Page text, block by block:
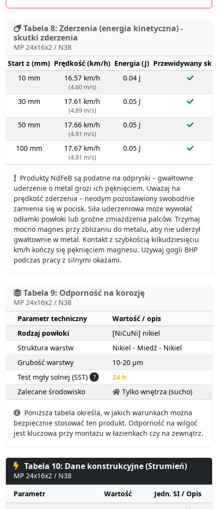
Tabela 8: Zderzenia (energia kinetyczna) -
skutki zderzenia
MP 24x16x2 / N38
Start z (mm) Prędkość (km/h) Energia (J) Przewidywany
10 mm
16.57 km/h
(4.60 m/s)
0.04 J
30 mm 17.61 km/h
(4.89 m/s)
0.05 J
50 mm 17.66 km/h
(4.91 m/s)
0.05 J
100 mm 17.67 km/h
(4.91 m/s)
0.05 J
Produkty NdFeB są podatne na odpryski – gwałtowne
uderzenie o metal grozi ich pęknięciem. Uważaj na
prędkość zderzenia – neodym pozostawiony swobodnie
zamienia się w pocisk. Siła uderzeniowa może wywołać
odłamki powłoki lub groźne zmiażdżenia palców. Trzymaj
mocno magnes przy zbliżaniu do metalu, aby nie uderzył
gwałtownie w metal. Kontakt z szybkością kilkudziesięciu
km/h kończy się pęknięciem magnesu. Używaj gogli BHP
podczas pracy z silnymi okazami.
Tabela 9: Odporność na korozję
MP 24x16x2 / N38
Parametr techniczny
Wartość / opis
Rodzaj powłoki
[NiCuNi] nikiel
Struktura warstw
Nikiel - Miedź - Nikiel
Grubość warstwy
10-20 µm
Test mgły solnej (SST) ?
24 h
Zalecane środowisko
Tylko wnętrza (sucho)
Poniższa tabela określa, w jakich warunkach można
bezpiecznie stosować ten produkt. Odporność na wilgoć
jest kluczowa przy montażu w łazienkach czy na zewnątrz.
Tabela 10: Dane konstrukcyjne (Strumień)
MP 24x16x2 / N38
Parametr
Wartość
Jedn. SI / Opis